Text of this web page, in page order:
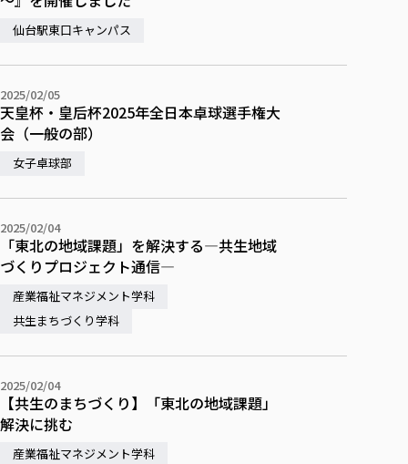
仙台駅東口キャンパス
2025/02/05
天皇杯・皇后杯2025年全日本卓球選手権大
会（一般の部）
女子卓球部
2025/02/04
「東北の地域課題」を解決する—共生地域
づくりプロジェクト通信—
産業福祉マネジメント学科
共生まちづくり学科
2025/02/04
【共生のまちづくり】「東北の地域課題」
解決に挑む
産業福祉マネジメント学科